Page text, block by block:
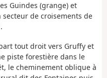
Guindes (grange) et
de croisements de
tout droit vers Gruffy et
piste forestière dans le
le cheminement oblique à